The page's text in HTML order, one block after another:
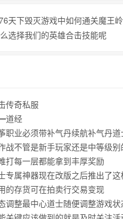
天下毁灭游戏中如何通关魔王
选择我们的英雄合击技能呢
传奇私服
经
补气丹续航补气丹道士和法师可以进行放风筝攻击更无后顾
管是新手玩家还是中等级别的玩家都很
打每一层都能拿到丰厚奖励
属神器现在改版之后推出了这样的新
的存货可在拍卖行交易变现
整最中心道士随便调整游戏状态的职业